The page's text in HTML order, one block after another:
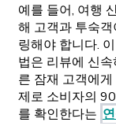
예를 들어, 여행
해 고객과 투숙
링해야 합니다.
법은 리뷰에 신
른 잠재 고객에
제로 소비자의
를 확인한다는